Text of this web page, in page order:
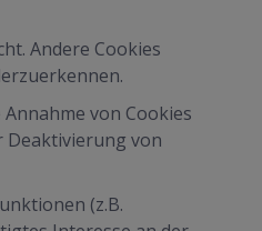
Andere Cookies
von Cookies
Deaktivierung von
(z.B.